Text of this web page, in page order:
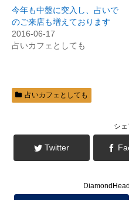
(
新
し
い
ウ
ィ
ン
き
ま
す
リ
ッ
ク
し
く
だ
し
い
ウ
で
き
す
今年も中盤に突入し、占いで
のご来店も増えております
2016-06-17
占いカフェとしても
占いカフェとしても
シ
Twitter